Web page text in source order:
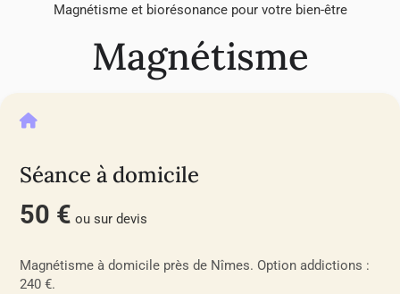
Magnétisme et biorésonance pour votre bien-être
Magnétisme
Séance à domicile
50 € ou sur devis
Magnétisme à domicile près de Nîmes. Option addictions :
240 €.